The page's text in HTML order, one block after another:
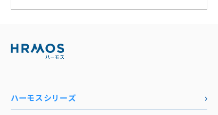
ハーモスシリーズ